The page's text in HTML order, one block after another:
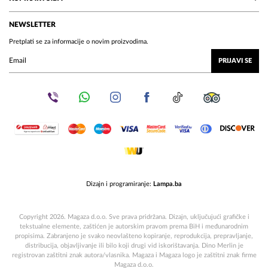
NEWSLETTER
Pretplati se za informacije o novim proizvodima.
PRIJAVI SE
Dizajn i programiranje: Lampa.ba
Copyright 2026. Magaza d.o.o. Sve prava pridržana. Dizajn, uključujući grafičke i
tekstualne elemente, zaštićen je autorskim pravom prema BiH i međunarodnim
propisima. Zabranjeno je svako neovlašteno kopiranje, reprodukcija, prepravljanje,
distribucija, objavljivanje ili bilo koji drugi vid iskorištavanja. Dino Merlin je
registrovan zaštitni znak autora/vlasnika. Magaza i Magaza logo je zaštitni znak firme
Magaza d.o.o.